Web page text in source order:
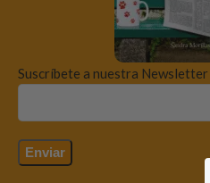
Suscríbete a nuestra Newsletter